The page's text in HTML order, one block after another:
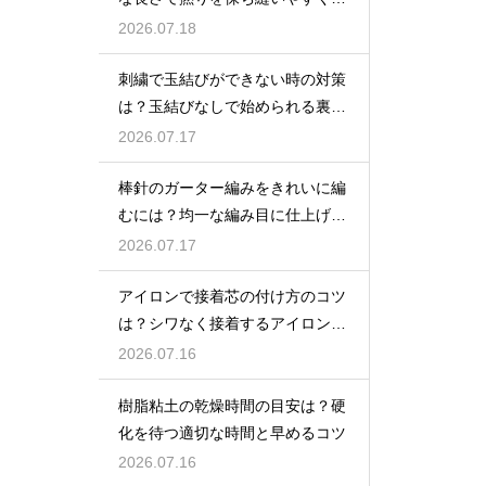
る方法
2026.07.18
刺繍で玉結びができない時の対策
は？玉結びなしで始められる裏技
や練習法
2026.07.17
棒針のガーター編みをきれいに編
むには？均一な編み目に仕上げる
コツ
2026.07.17
アイロンで接着芯の付け方のコツ
は？シワなく接着するアイロンが
けのポイント
2026.07.16
樹脂粘土の乾燥時間の目安は？硬
化を待つ適切な時間と早めるコツ
2026.07.16